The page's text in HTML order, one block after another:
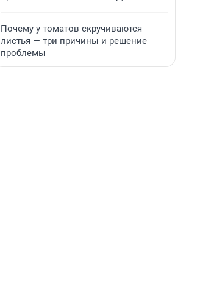
Почему у томатов скручиваются
листья — три причины и решение
проблемы